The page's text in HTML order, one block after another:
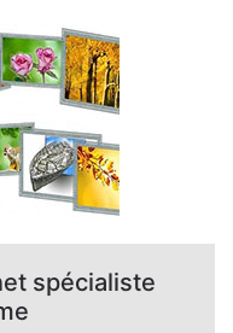
spécialiste